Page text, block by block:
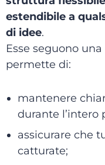
estendibile a
di idee.
Esse seguono una
permette di:
mantenere
durante l’intero
assicurare che
catturate;